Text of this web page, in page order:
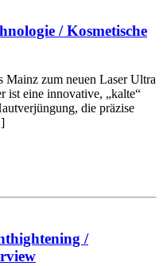
/ Kosmetische
Mainz zum neuen Laser Ultra
ist eine innovative, „kalte“
die präzise
/